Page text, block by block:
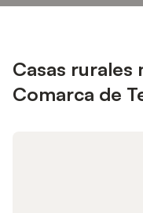
Casas rurales
Comarca de